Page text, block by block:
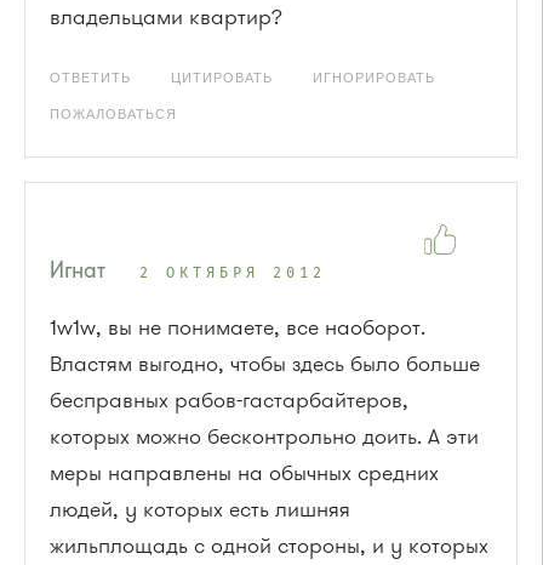
владельцами квартир?
ОТВЕТИТЬ ЦИТИРОВАТЬ ИГНОРИРОВАТЬ
ПОЖАЛОВАТЬСЯ
Игнат 2 ОКТЯБРЯ 2012
1w1w, вы не понимаете, все наоборот.
Властям выгодно, чтобы здесь было больше
бесправных рабов-гастарбайтеров,
которых можно бесконтрольно доить. А эти
меры направлены на обычных средних
людей, у которых есть лишняя
жильплощадь с одной стороны, и у которых